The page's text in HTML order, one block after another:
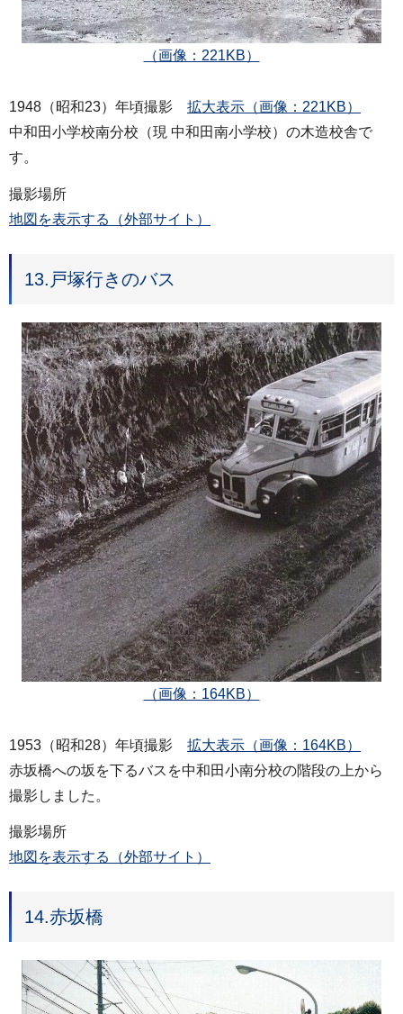
（画像：221KB）
1948（昭和23）年頃撮影 拡大表示（画像：221KB）
中和田小学校南分校（現 中和田南小学校）の木造校舎で
す。
撮影場所
地図を表示する（外部サイト）
13.戸塚行きのバス
（画像：164KB）
1953（昭和28）年頃撮影 拡大表示（画像：164KB）
赤坂橋への坂を下るバスを中和田小南分校の階段の上から
撮影しました。
撮影場所
地図を表示する（外部サイト）
14.赤坂橋